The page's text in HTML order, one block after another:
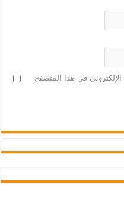
في هذا المتصفح